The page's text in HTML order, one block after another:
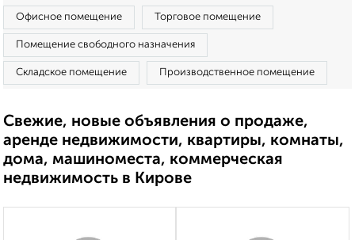
Офисное помещение Торговое помещение
Помещение свободного назначения
Складское помещение Производственное помещение
Свежие, новые объявления о продаже,
аренде недвижимости, квартиры, комнаты,
дома, машиноместа, коммерческая
недвижимость в Кирове